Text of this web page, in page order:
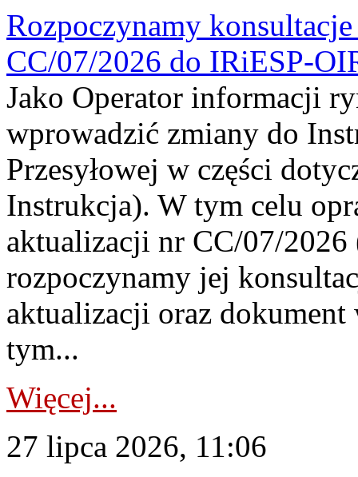
Rozpoczynamy
CC/07/2026 do IRiESP-
Jako Operator informacji
wprowadzić zmiany do
Przesyłowej w części
Instrukcja). W tym celu
aktualizacji nr CC/07/
rozpoczynamy jej
aktualizacji oraz
tym...
Więcej...
27 lipca 2026, 11:06